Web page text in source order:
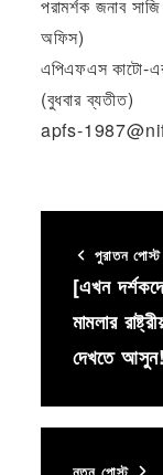
পরামর্শক জনাব
অফিস)
এপিএফএস কাটো-
(বুধবার ব্যতীত)
apfs-
পুরাতন পোস্ট
[এখন
মামলার
দেখতে আসুন!